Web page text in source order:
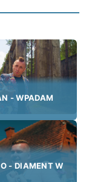
- WPADAM
- DIAMENT W